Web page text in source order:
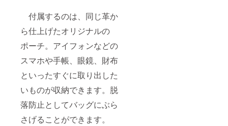
付属するのは、同じ革か
ら仕上げたオリジナルの
ポーチ。アイフォンなどの
スマホや手帳、眼鏡、財布
といったすぐに取り出した
いものが収納できます。脱
落防止としてバッグにぶら
さげることができます。